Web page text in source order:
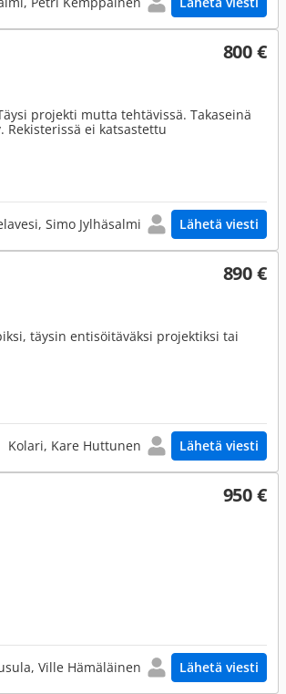
800 €
projekti mutta tehtävissä. Takaseinä
ei katsastettu
Simo Jylhäsalmi Lähetä viesti
890 €
täysin entisöitäväksi projektiksi tai
Kolari, Kare Huttunen Lähetä viesti
950 €
Ville Hämäläinen Lähetä viesti